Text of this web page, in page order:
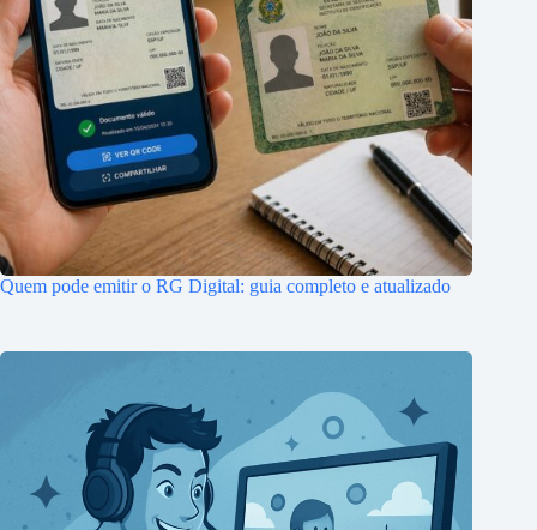
Quem pode emitir o RG Digital: guia completo e atualizado